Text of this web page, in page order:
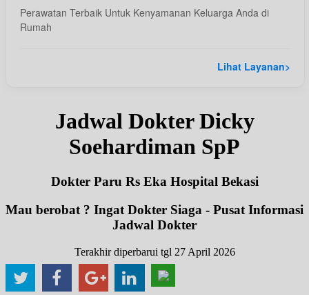
Perawatan Terbaik Untuk Kenyamanan Keluarga Anda di
Rumah
Lihat Layanan>
Jadwal Dokter Dicky
Soehardiman SpP
Dokter Paru Rs Eka Hospital Bekasi
Mau berobat ? Ingat Dokter Siaga - Pusat Informasi
Jadwal Dokter
Terakhir diperbarui tgl 27 April 2026